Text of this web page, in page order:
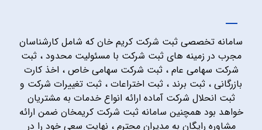
سامانه تخصصی ثبت شرکت کریم خان که شامل کارشناسان
مجرب در زمینه های ثبت شرکت با مسئولیت محدود ، ثبت
شرکت سهامی عام ، ثبت شرکت سهامی خاص ، اخذ کارت
بازرگانی ، ثبت برند ، ثبت اختراعات ، ثبت تغییرات شرکت و
ثبت انحلال شرکت آماده ارائه انواع خدمات به مشتریان
خواهد بود همچنین سامانه ثبت شرکت کریمخان ضمن ارائه
مشاوره رایگان به مدیران محترم ، نهایت سعی خود را در